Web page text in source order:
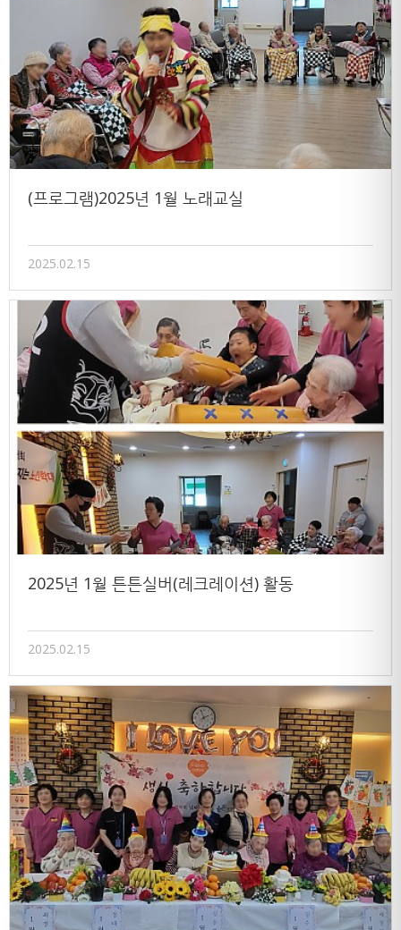
(프로그램)2025년 1월 노래교실
2025.02.15
2025년 1월 튼튼실버(레크레이션) 활동
2025.02.15